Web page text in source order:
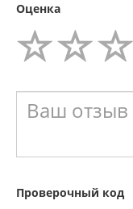
Оценка
Проверочный код